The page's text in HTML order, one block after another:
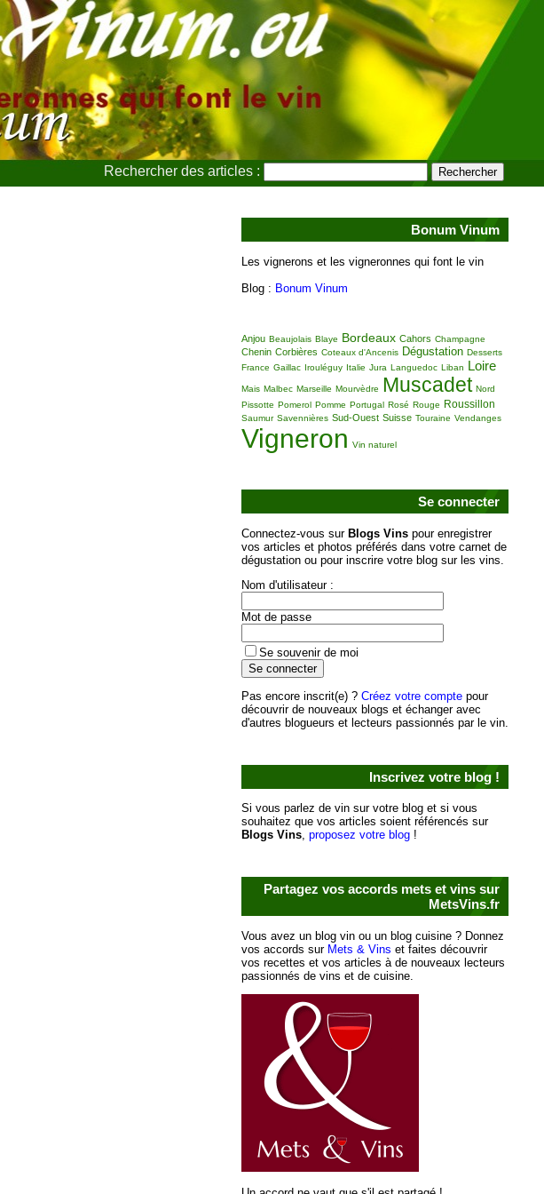
Rechercher des articles :
Bonum Vinum
Les vignerons et les vigneronnes qui font le vin
Blog : Bonum Vinum
Anjou Beaujolais Blaye Bordeaux Cahors Champagne
Chenin Corbières Coteaux d'Ancenis Dégustation Desserts
France Gaillac Irouléguy Italie Jura Languedoc Liban Loire
Mais Malbec Marseille Mourvèdre Muscadet Nord
Pissotte Pomerol Pomme Portugal Rosé Rouge Roussillon
Saumur Savennières Sud-Ouest Suisse Touraine Vendanges
Vigneron Vin naturel
Se connecter
Connectez-vous sur Blogs Vinspour enregistrer
vos articles et photos préférés dans votre carnet de
dégustation ou pour inscrire votre blog sur les vins.
Nom d'utilisateur :
Mot de passe
Se souvenir de moi
Pas encore inscrit(e) ? Créez votre comptepour
découvrir de nouveaux blogs et échanger avec
d'autres blogueurs et lecteurs passionnés par le vin.
Inscrivez votre blog !
Si vous parlez de vin sur votre blog et si vous
souhaitez que vos articles soient référencés sur
Blogs Vins, proposez votre blog!
Partagez vos accords mets et vins sur
MetsVins.fr
Vous avez un blog vin ou un blog cuisine ? Donnez
vos accords sur Mets & Vins et faites découvrir
vos recettes et vos articles à de nouveaux lecteurs
passionnés de vins et de cuisine.